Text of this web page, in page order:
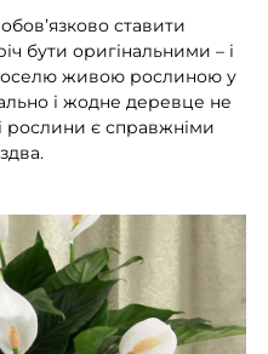
ставити
бути оригінальними – і
оселю живою рослиною у
і жодне деревце не
рослини є справжніми